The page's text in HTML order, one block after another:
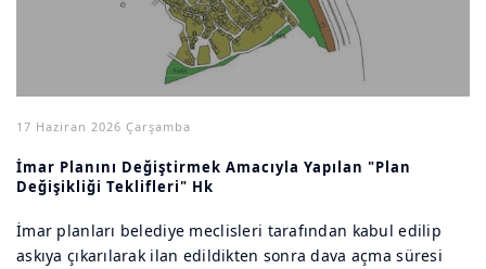
17 Haziran 2026 Çarşamba
İmar Planını Değiştirmek Amacıyla Yapılan "Plan
Değişikliği Teklifleri" Hk
İmar planları belediye meclisleri tarafından kabul edilip
askıya çıkarılarak ilan edildikten sonra dava açma süresi